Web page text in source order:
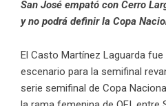
San José empató con Cerro
y no podrá definir la Copa
El Casto Martínez Laguarda
escenario para la semifinal
serie semifinal de Copa